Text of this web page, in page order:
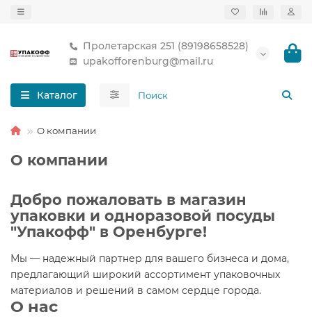
Пролетарская 251 (89198658528)
upakofforenburg@mail.ru
Каталог
О компании
О компании
Добро пожаловать в магазин
упаковки и одноразовой посуды
"Упакофф" в Оренбурге!
Мы — надежный партнер для вашего бизнеса и дома,
предлагающий широкий ассортимент упаковочных
материалов и решений в самом сердце города.
О нас